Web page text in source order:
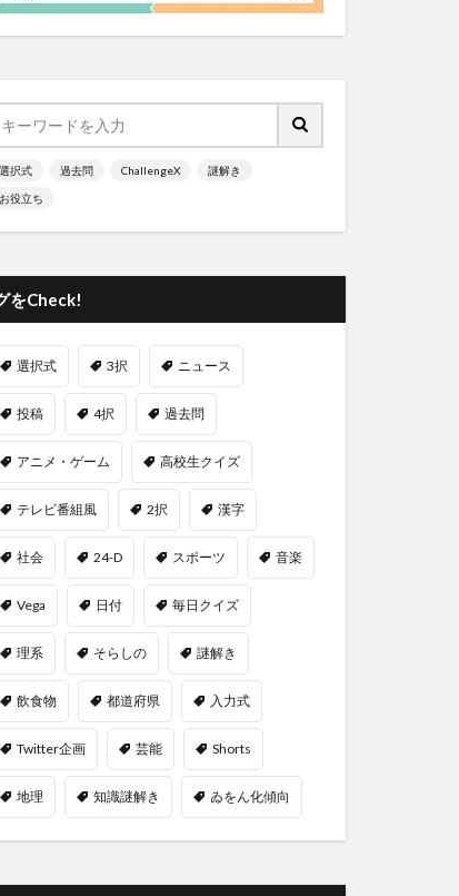
選択式 過去問 ChallengeX 謎解き
お役立ち
をCheck!
選択式 3択 ニュース
投稿 4択 過去問
アニメ・ゲーム 高校生クイズ
テレビ番組風 2択 漢字
社会 24-D スポーツ 音楽
Vega 日付 毎日クイズ
理系 そらしの 謎解き
飲食物 都道府県 入力式
Twitter企画 芸能 Shorts
地理 知識謎解き ゐをん化傾向